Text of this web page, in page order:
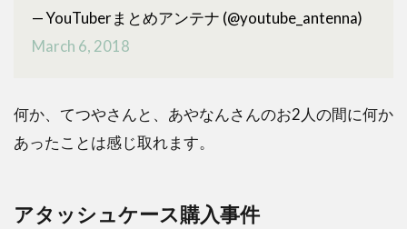
— YouTuberまとめアンテナ (@youtube_antenna)
March 6, 2018
何か、てつやさんと、あやなんさんのお2人の間に何か
あったことは感じ取れます。
アタッシュケース購入事件